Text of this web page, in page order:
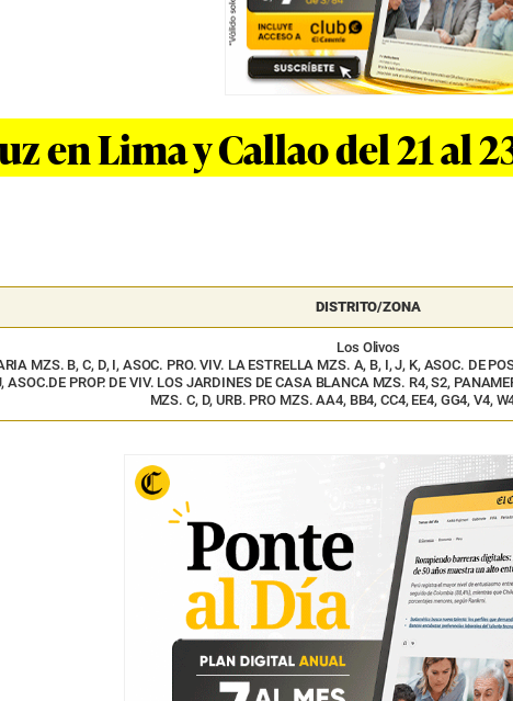
en Lima y Callao del 21 al
DISTRITO/ZONA
Los Olivos
MZS. B, C, D, I, ASOC. PRO. VIV. LA ESTRELLA MZS. A, B, I, J, K, ASOC. DE
PROP. DE VIV. LOS JARDINES DE CASA BLANCA MZS. R4, S2,
MZS. C, D, URB. PRO MZS. AA4, BB4, CC4, EE4, GG4, V4,